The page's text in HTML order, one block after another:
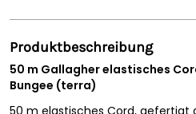
Produktbeschreibung
50 m Gallagher elastisches
Bungee (terra)
50 m elastisches Cord, gefertigt